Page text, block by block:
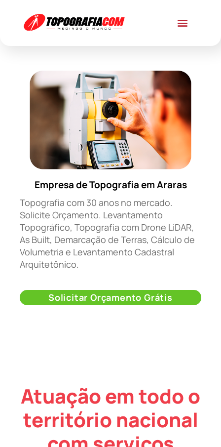
Empresa de Topografia em Araras
Topografia com 30 anos no mercado.
Solicite Orçamento. Levantamento
Topográfico, Topografia com Drone LiDAR,
As Built, Demarcação de Terras, Cálculo de
Volumetria e Levantamento Cadastral
Arquitetônico.
Solicitar Orçamento Grátis
Atuação em todo o
território nacional